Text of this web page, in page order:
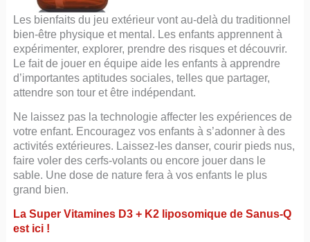
Les bienfaits du jeu extérieur vont au-delà du traditionnel
bien-être physique et mental. Les enfants apprennent à
expérimenter, explorer, prendre des risques et découvrir.
Le fait de jouer en équipe aide les enfants à apprendre
d’importantes aptitudes sociales, telles que partager,
attendre son tour et être indépendant.
Ne laissez pas la technologie affecter les expériences de
votre enfant. Encouragez vos enfants à s’adonner à des
activités extérieures. Laissez-les danser, courir pieds nus,
faire voler des cerfs-volants ou encore jouer dans le
sable. Une dose de nature fera à vos enfants le plus
grand bien.
La Super Vitamines D3 + K2 liposomique de Sanus-Q
est ici !